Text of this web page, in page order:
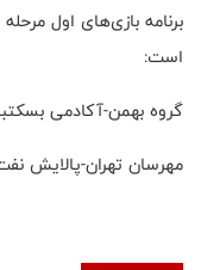
برنامه بازی‌های اول
است:
گروه بهمن-آکادمی
مهرسان تهران-پالایش